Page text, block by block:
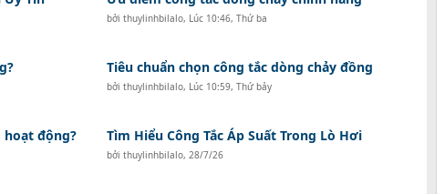
bởi thuylinhbilalo, Lúc 10:46, Thứ ba
Tiêu chuẩn chọn công tắc dòng chảy đồng
bởi thuylinhbilalo, Lúc 10:59, Thứ bảy
hoạt động? Tìm Hiểu Công Tắc Áp Suất Trong Lò Hơi
bởi thuylinhbilalo, 28/7/26